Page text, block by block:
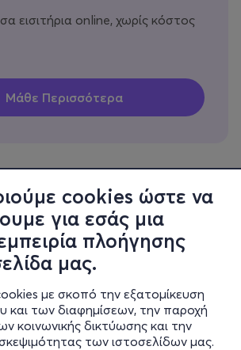
cookies ώστε να
για εσάς μια
πλοήγησης
μας.
με σκοπό την εξατομίκευση
και των διαφημίσεων, την παροχή
κοινωνικής δικτύωσης και την
των ιστοσελίδων μας.
εισιτήρια online, χωρίς κόστος